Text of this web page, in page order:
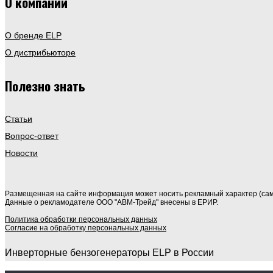
О бренде ELP
О дистрибьюторе
Полезно знать
Статьи
Вопрос-ответ
Новости
Размещенная на сайте информация может носить рекламный характер
Данные о рекламодателе ООО "АВМ-Трейд" внесены в ЕРИР.
Политика обработки персональных данных
Согласие на обработку персональных данных
Инверторные бензогенераторы ELP в России